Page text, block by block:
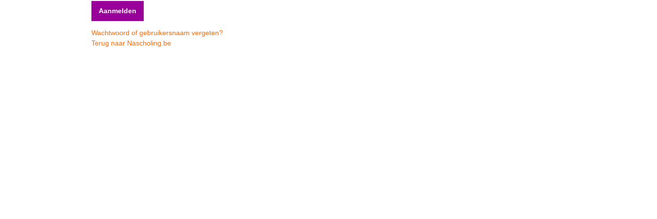
Wachtwoord of gebruikersnaam vergeten?
Terug naar Nascholing.be